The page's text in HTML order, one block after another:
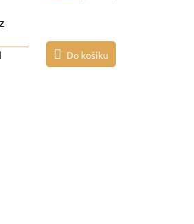
Do košíku